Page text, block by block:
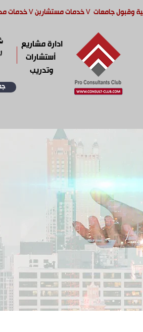
وقبول جامعات خدمات مستشاربن خدمات
ادارة مشاريع
وتدريب